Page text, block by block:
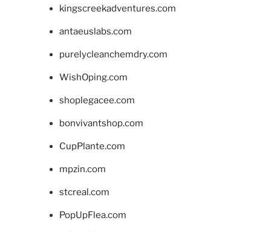
kingscreekadventures.com
antaeuslabs.com
purelycleanchemdry.com
WishOping.com
shoplegacee.com
bonvivantshop.com
CupPlante.com
mpzin.com
stcreal.com
PopUpFlea.com